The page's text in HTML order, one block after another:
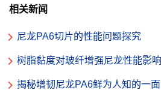
相关新闻
尼龙PA6切片的性能问题探究
树脂黏度对玻纤增强尼龙性能影
揭秘增韧尼龙PA6鲜为人知的一面